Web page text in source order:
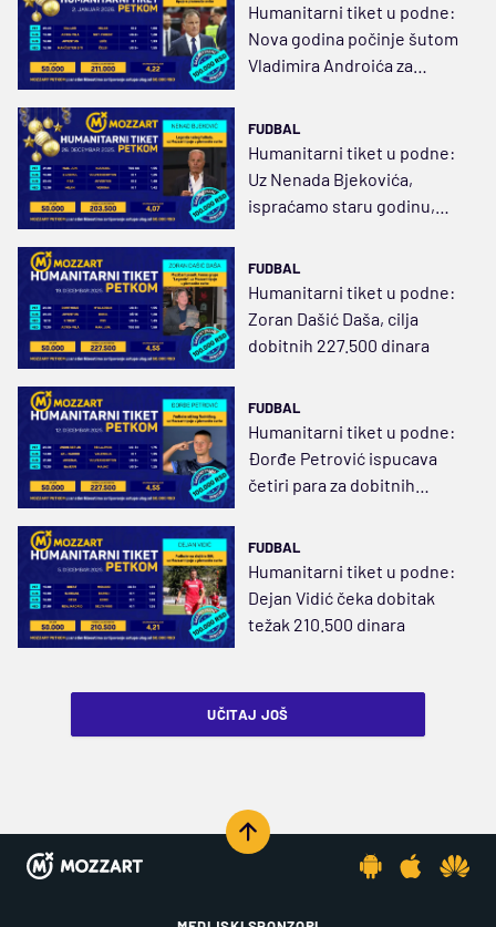
Humanitarni tiket u podne:
Nova godina počinje šutom
Vladimira Androića za
FUDBAL
Humanitarni tiket u podne:
Uz Nenada Bjekovića,
ispraćamo staru godinu,
FUDBAL
Humanitarni tiket u podne:
Zoran Dašić Daša, cilja
dobitnih 227.500 dinara
FUDBAL
Humanitarni tiket u podne:
Đorđe Petrović ispucava
četiri para za dobitnih
FUDBAL
Humanitarni tiket u podne:
Dejan Vidić čeka dobitak
težak 210.500 dinara
UČITAJ JOŠ